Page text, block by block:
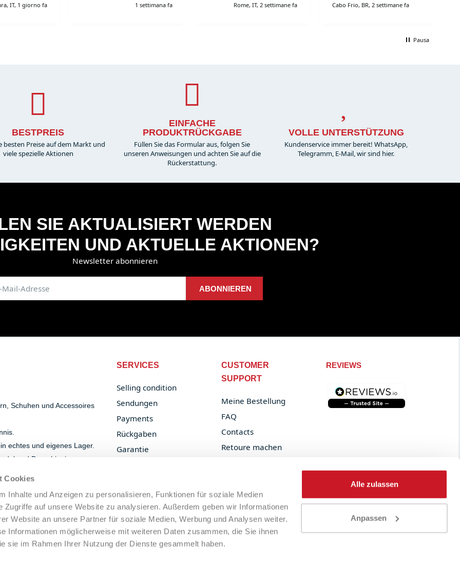
Cookies
Inhalte und Anzeigen zu personalisieren, Funktionen für soziale Medien
Zugriffe auf unsere Website zu analysieren. Außerdem geben wir Informationen
Website an unsere Partner für soziale Medien, Werbung und Analysen weiter.
Informationen möglicherweise mit weiteren Daten zusammen, die Sie ihnen
sie im Rahmen Ihrer Nutzung der Dienste gesammelt haben.
Alle zulassen
Anpassen
IT, 1 giorno fa 1 settimana fa Rome, IT, 2 settimane fa Cabo Frio, BR, 2 settimane fa
Pausa
BESTPREIS
besten Preise auf dem Markt und
viele spezielle Aktionen
EINFACHE
PRODUKTRÜCKGABE
Füllen Sie das Formular aus, folgen Sie
unseren Anweisungen und achten Sie auf die
Rückerstattung.
VOLLE UNTERSTÜTZUNG
Kundenservice immer bereit! WhatsApp,
Telegramm, E-Mail, wir sind hier.
SIE AKTUALISIERT WERDEN
UND AKTUELLE AKTIONEN?
Newsletter abonnieren
ABONNIEREN
Schuhen und Accessoires
echtes und eigenes Lager.
und Dropshipping.
SERVICES
Selling condition
Sendungen
Payments
Rückgaben
Garantie
Cookie Policy
Legal Notice
CUSTOMER
SUPPORT
Meine Bestellung
FAQ
Contacts
Retoure machen
REVIEWS